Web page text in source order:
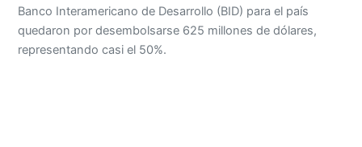
Banco Interamericano de Desarrollo (BID) para el país
quedaron por desembolsarse 625 millones de dólares,
representando casi el 50%.